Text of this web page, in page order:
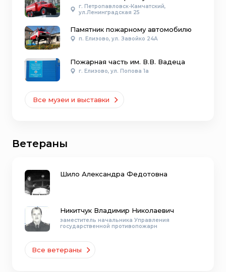
г. Петропавловск-Камчатский,
ул.Ленинградская 25
Памятник пожарному автомобилю
п. Елизово, ул. Завойко 24А
Пожарная часть им. В.В. Вадеца
г. Елизово, ул. Попова 1а
Все музеи и выставки
Ветераны
Шило Александра Федотовна
Никитчук Владимир Николаевич
заместитель начальника Управления
государственной противопожарн
Все ветераны